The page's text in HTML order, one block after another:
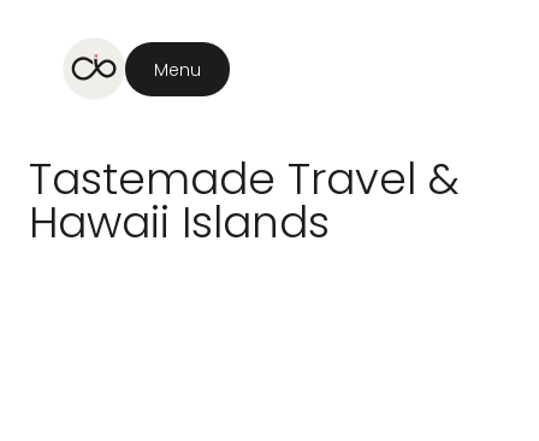
Menu
Tastemade Travel &
Hawaii Islands